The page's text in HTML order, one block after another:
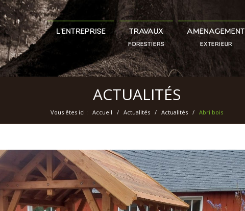
L’ENTREPRISE TRAVAUX
FORESTIERS
AMÉNAGEMENT
EXTÉRIEUR
ACTUALITÉS
Vous êtes ici : Accueil / Actualités / Actualités / Abri bois